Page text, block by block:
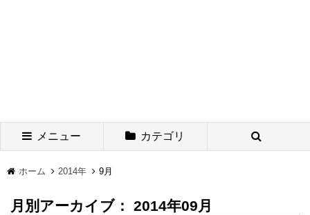
メニュー カテゴリ
ホーム 2014年 9月
月別アーカイブ： 2014年09月